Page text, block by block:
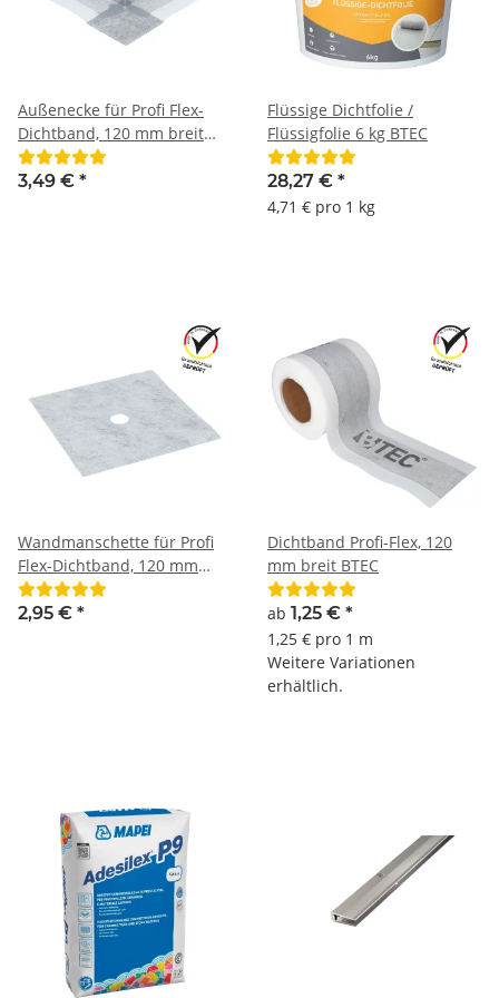
Außenecke für Profi Flex-
Dichtband, 120 mm breit
BTEC
3,49 € *
Flüssige Dichtfolie /
Flüssigfolie 6 kg BTEC
28,27 € *
4,71 € pro 1 kg
Wandmanschette für Profi
Flex-Dichtband, 120 mm
breit BTEC
2,95 € *
Dichtband Profi-Flex, 120
mm breit BTEC
ab 1,25 € *
1,25 € pro 1 m
Weitere Variationen
erhältlich.